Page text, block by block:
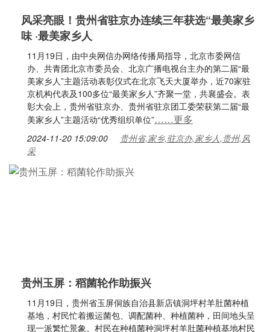
风采亮眼！贵州省驻京办连续三年获选“最美家乡
味 ·最美家乡人
11月19日，由中央网信办网络传播局指导，北京市委网信
办、共青团北京市委员会、北京广播电视台主办的第二届“最
美家乡人”主题活动表彰仪式在北京飞天大厦举办，近70家驻
京机构代表及100多位“最美家乡人”齐聚一堂，共襄盛会。表
彰大会上，贵州省驻京办、贵州省驻京团工委荣获第二届“最
美家乡人”主题活动“优秀组织单位”……更多
2024-11-20 15:09:00
贵州省,家乡,驻京办,家乡人,贵州,风
采
贵州玉屏：稻菌轮作助振兴
11月19日，贵州省玉屏侗族自治县新店镇洞坪村羊肚菌种植
基地，村民忙着搬运菌包、调配菌种、种植菌种，田间地头呈
现一派繁忙景象。村民在种植菌种洞坪村羊肚菌种植基地村民